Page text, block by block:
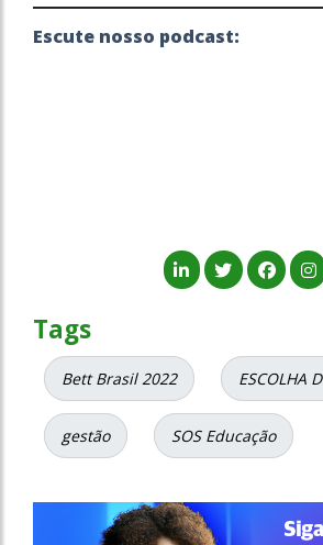
Escute nosso podcast:
Tags
Bett Brasil 2022 ESCOLHA
gestão SOS Educação